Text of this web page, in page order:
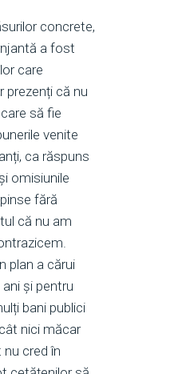
concrete,
a fost
care
prezenți că nu
să fie
venite
ca răspuns
omisiunile
fără
că nu am
plan a cărui
și pentru
bani publici
nici măcar
nu cred în